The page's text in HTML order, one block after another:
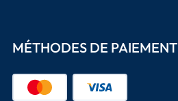
MÉTHODES DE PAIEMENT